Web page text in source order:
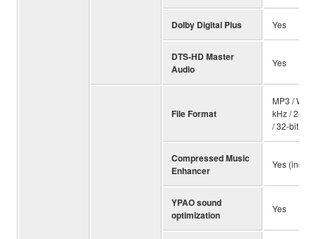
Dolby Digital Plus Yes
DTS-HD Master
Audio
Yes
File Format
MP3 /
kHz / 24-
/ 32-bit,
Compressed Music
Enhancer
Yes (incl.
YPAO sound
optimization
Yes